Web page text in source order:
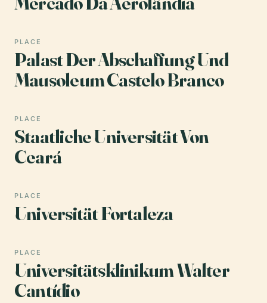
PLACE
Palast Der Abschaffung Und
Mausoleum Castelo Branco
PLACE
Staatliche Universität Von
Ceará
PLACE
Universität Fortaleza
PLACE
Universitätsklinikum Walter
Cantídio